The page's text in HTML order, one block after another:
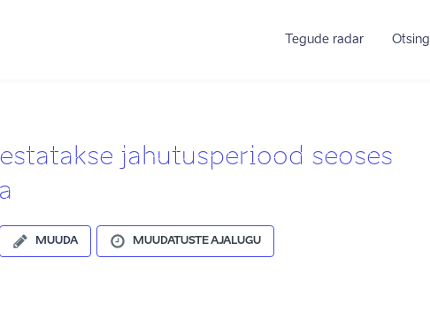
Tegude radar Otsing
jahutusperiood seoses
MUUDA MUUDATUSTE AJALUGU